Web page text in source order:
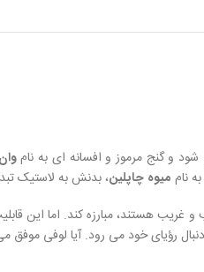
و گنج مرموز و افسانه ای به نام
نام میوه چاپلین، بدنش به لاستیک
هستند، مبارزه کند. اما این
رؤیای خود می رود. آیا لوفی